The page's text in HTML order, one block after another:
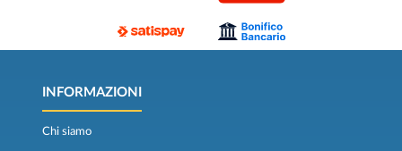
INFORMAZIONI
Chi siamo